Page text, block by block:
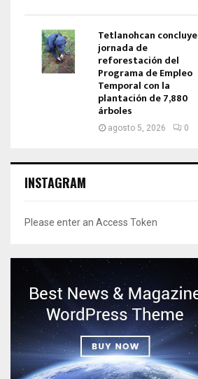
Tetlanohcan concluye
jornada de
reforestación del
Programa de Empleo
Temporal con la
plantación de 7,880
árboles
agosto 5, 2026 0
INSTAGRAM
Please enter an Access Token